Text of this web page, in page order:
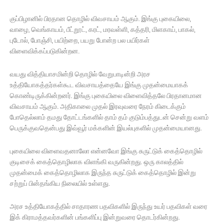
குப்பிழானில் பிரதான தொழில் விவசாயம் ஆகும். இங்கு புகையிலை,
வாழை, வெங்காயம், பீட்றூட், கரட், மரவள்ளி, கத்தரி, மிளகாய், பாகல்,
புடோல், போஞ்சி, பயிற்றை, பயறு போன்ற பல பயிர்கள்
விளைவிக்கப்படுகின்றன.
வயது வித்தியாசமின்றி தொழில் வேறுபாடின்றி அரச
உத்தியோகத்தர்கள்கூட விவசாயத்தையே இங்கு முதன்மையாகக்
கொண்டிருக்கின்றனர். இங்கு புகையிலை விளைவித்தலே பிரதானமான
விவசாயம் ஆகும். அதிகாலை முதல் இரவுவரை நேரம் கிடைக்கும்
போதெல்லாம் தமது தோட்டங்களில் தாம் தம் குடும்பத்துடன் சென்று வளம்
பெருக்குவதென்பது இவ்வூர் மக்களின் இயல்புகளில் முதன்மையானது.
புகையிலை விளைவதனாலோ என்னவோ இங்கு சுருட்டுக் கைத்தொழில்
குடிசைக் கைத்தொழிலாக விளங்கி வருகின்றது. ஒரு காலத்தில்
முதன்மைக் கைத்தொழிலாக இருந்த சுருட்டுக் கைத்தொழில் இன்று
சற்றுப் பின்தங்கிய நிலையில் உள்ளது.
அரச உத்தியோகத்தில் சாதாரண பதவிகளில் இருந்து உயர் பதவிகள் வரை
இக் கிராமத்தவர்களின் பங்களிப்பு இன்றுவரை தொடர்கின்றது.